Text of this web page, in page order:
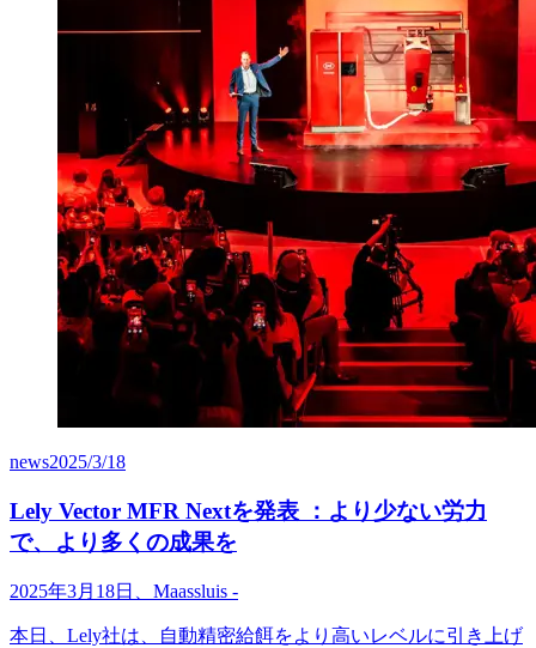
news2025/3/18
Lely Vector MFR Nextを発表 ：より少ない労力
で、より多くの成果を
2025年3月 18日、 Maassluis -
本日、 Lely社は、自動精密給餌をより高いレベルに引き上げ